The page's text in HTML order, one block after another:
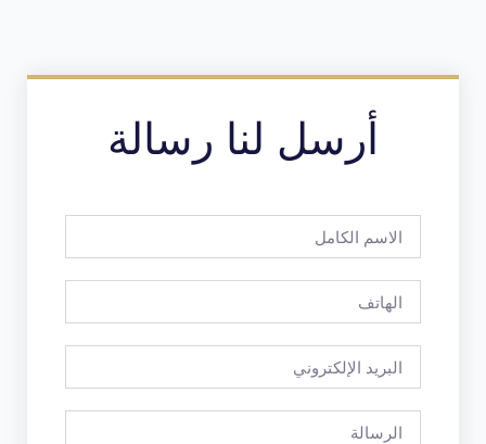
أرسل لنا رسالة